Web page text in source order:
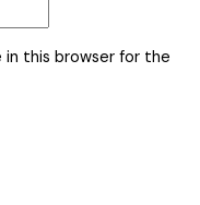
in this browser for the